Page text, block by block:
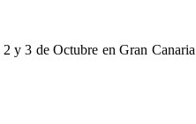
y 3 de Octubre en Gran